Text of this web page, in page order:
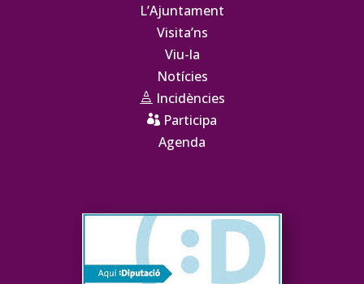
L’Ajuntament
Visita’ns
Viu-la
Notícies
 Incidències
 Participa
Agenda